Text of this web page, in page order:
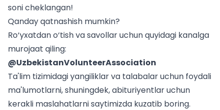
soni cheklangan!
Qanday qatnashish mumkin?
Ro‘yxatdan o‘tish va savollar uchun quyidagi kanalga
murojaat qiling:
@UzbekistanVolunteerAssociation
Ta'lim tizimidagi yangiliklar va talabalar uchun foydali
ma'lumotlarni, shuningdek,abituriyentlar uchun
kerakli maslahatlarni saytimizda kuzatib boring.